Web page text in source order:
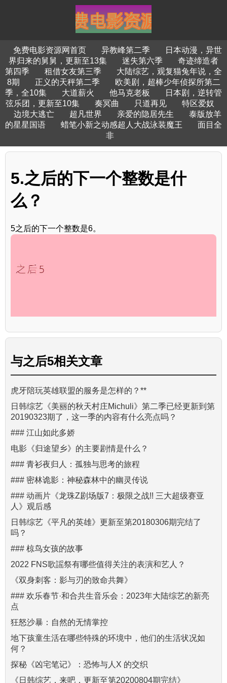
免费电影资源网首页 异教峰第二季
日本动漫，异世
界归来的舅舅，更新至13集
迷失第六季
奇迹缔造者
第四季
租借女友第三季
大陆综艺，观复猫兔年说，全
8期
正义的天秤第二季
欧美剧，超棒少年侦探所第二
季，全10集
大道薪火 他马克老板
日本剧，逆转管
弦乐团，更新至10集
奏冥曲 只道再见
特区爱奴
边境大逃亡
超凡世界 亲爱的隐居先生
泰版放羊
的星星国语
蜡笔小新之动感超人大战泳装魔王
面目全
非
5.之后的下一个整数是什
么？
5之后的下一个整数是6。
与之后5相关文章
虎牙陪玩英雄联盟的服务是怎样的？**
日韩综艺《美丽的秋天村庄Michuli》第二季已经更新到第
20190323期了，这一季的内容有什么亮点吗？
### 江山如此多娇
电影《归途望乡》的主要剧情是什么？
### 青衫夜归人：孤独与思考的旅程
### 密林诡影：神秘森林中的幽灵传说
### 动画片《龙珠Z剧场版7：极限之战!! 三大超级赛亚
人》观后感
日韩综艺《平凡的英雄》更新至第20180306期完结了
吗？
### 椋鸟女孩的故事
2022 FNS歌謡祭有哪些值得关注的表演和艺人？
《双身刺客：影与刃的致命共舞》
### 欢乐春节·和合共生音乐会：2023年大陆综艺的新亮
点
狂怒沙暴：自然的无情掌控
地下孩童生活在哪些特殊的环境中，他们的生活状况如
何？
探秘《凶宅笔记》：恐怖与人X 的交织
《日韩综艺，来吧，更新至第20200804期完结》